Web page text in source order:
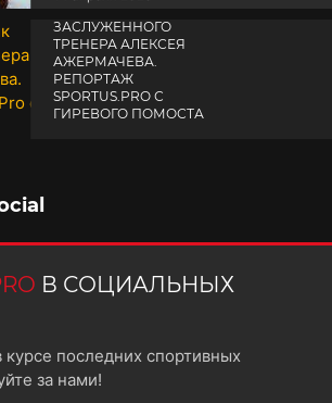
ЗАСЛУЖЕННОГО
ТРЕНЕРА АЛЕКСЕЯ
АЖЕРМАЧЕВА.
РЕПОРТАЖ
SPORTUS.PRO С
ГИРЕВОГО ПОМОСТА
В СОЦИАЛЬНЫХ
курсе последних спортивных
за нами!